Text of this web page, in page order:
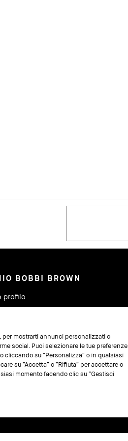
BOBBI BROWN
profilo
ordini
il mio ordine
per mostrarti annunci personalizzati o
social. Puoi selezionare le tue preferenze
cliccando su “Personalizza” o in qualsiasi
su “Accetta” o “Rifiuta” per accettare o
momento facendo clic su “Gestisci